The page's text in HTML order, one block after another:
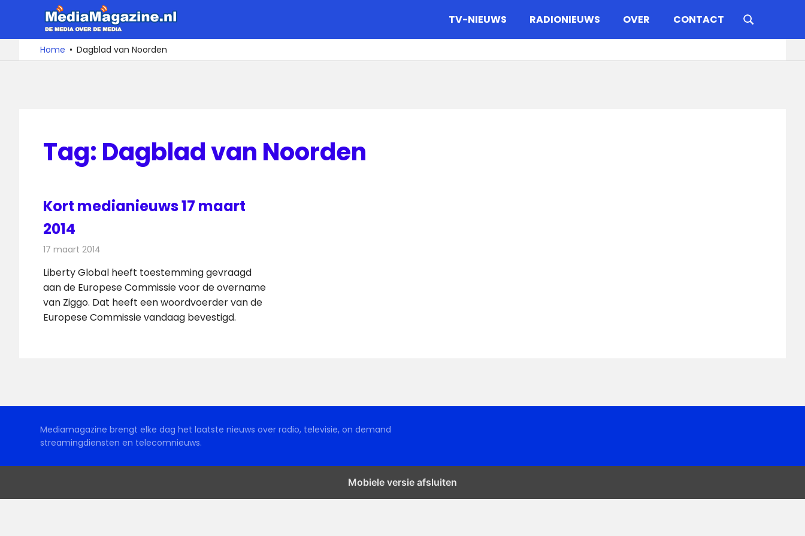
de
De
media
over
TV-NIEUWS RADIONIEUWS OVER CONTACT
Home Dagblad van Noorden
Tag: Dagblad van Noorden
Kort medianieuws 17 maart
2014
17 maart 2014
Liberty Global heeft toestemming gevraagd
aan de Europese Commissie voor de overname
van Ziggo. Dat heeft een woordvoerder van de
Europese Commissie vandaag bevestigd.
Mediamagazine brengt elke dag het laatste nieuws over radio, televisie, on demand
streamingdiensten en telecomnieuws.
Mobiele versie afsluiten